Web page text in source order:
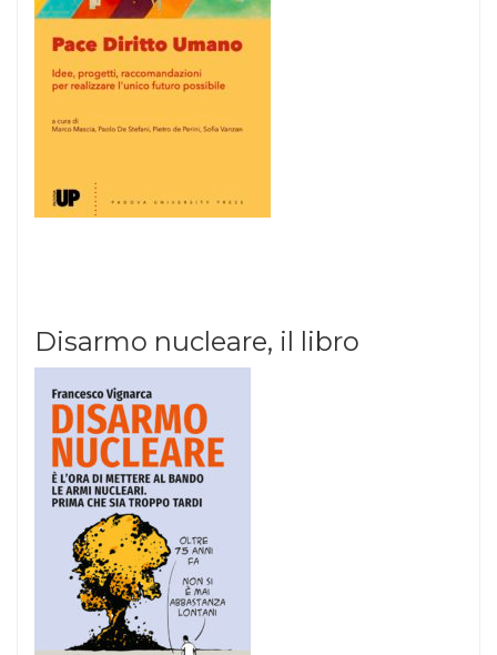
Disarmo nucleare, il libro